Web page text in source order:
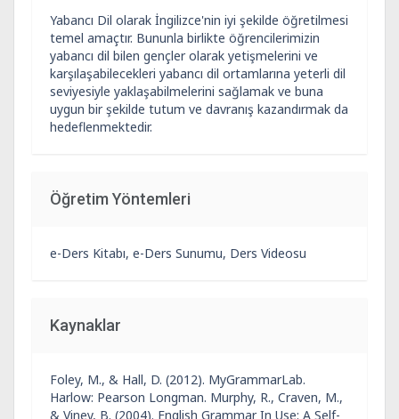
Yabancı Dil olarak İngilizce'nin iyi şekilde öğretilmesi
temel amaçtır. Bununla birlikte öğrencilerimizin
yabancı dil bilen gençler olarak yetişmelerini ve
karşılaşabilecekleri yabancı dil ortamlarına yeterli dil
seviyesiyle yaklaşabilmelerini sağlamak ve buna
uygun bir şekilde tutum ve davranış kazandırmak da
hedeflenmektedir.
Öğretim Yöntemleri
e-Ders Kitabı, e-Ders Sunumu, Ders Videosu
Kaynaklar
Foley, M., & Hall, D. (2012). MyGrammarLab.
Harlow: Pearson Longman. Murphy, R., Craven, M.,
& Viney, B. (2004). English Grammar In Use: A Self-